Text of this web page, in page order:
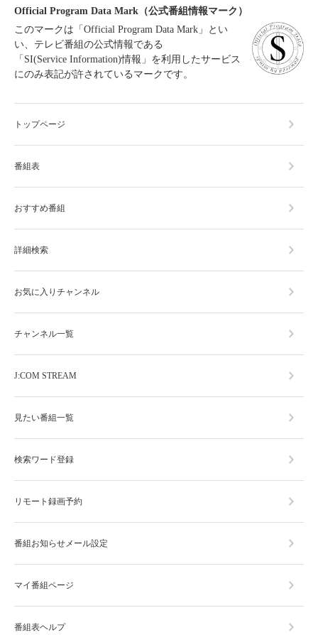
Official Program Data Mark（公式番組情報マーク）
このマークは「Official Program Data Mark」とい
い、テレビ番組の公式情報である
「SI(Service Information)情報」を利用したサービス
にのみ表記が許されているマークです。
トップページ
番組表
おすすめ番組
詳細検索
お気に入りチャンネル
チャンネル一覧
J:COM STREAM
見たい番組一覧
検索ワード登録
リモート録画予約
番組お知らせメール設定
マイ番組ページ
番組表ヘルプ